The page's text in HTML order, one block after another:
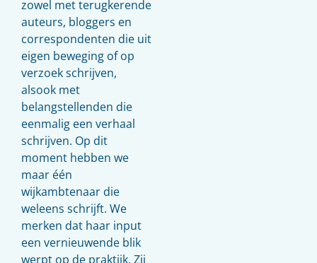
zowel met terugkerende
auteurs, bloggers en
correspondenten die uit
eigen beweging of op
verzoek schrijven,
alsook met
belangstellenden die
eenmalig een verhaal
schrijven. Op dit
moment hebben we
maar één
wijkambtenaar die
weleens schrijft. We
merken dat haar input
een vernieuwende blik
werpt op de praktijk. Zij